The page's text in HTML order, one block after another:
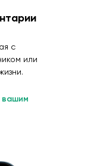
с
или
вашим